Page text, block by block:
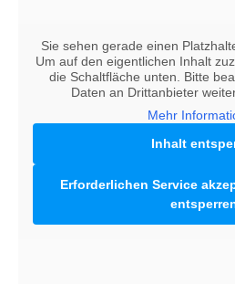
Sie sehen gerade einen
Um auf den eigentlichen Inhalt
die Schaltfläche unten. Bitte
Daten an Drittanbieter
Mehr
Inhalt
Erforderlichen Service